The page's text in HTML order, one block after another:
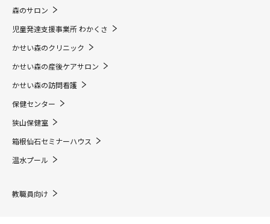
森のサロン
児童発達支援事業所 わかくさ
かせい森のクリニック
かせい森の産後ケアサロン
かせい森の訪問看護
保健センター
狭山保健室
箱根仙石セミナーハウス
温水プール
教職員向け